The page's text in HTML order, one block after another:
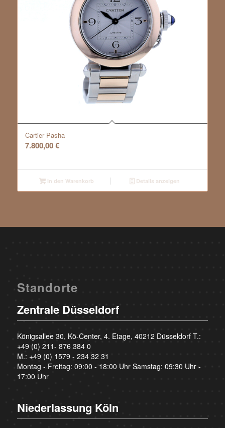
Cartier Pasha
7.800,00€
In den Warenkorb Details anzeigen
Standorte
Zentrale Düsseldorf
Königsallee 30, Kö-Center, 4. Etage, 40212 Düsseldorf T.:
+49 (0) 211- 876 384 0
M.: +49 (0) 1579 - 234 32 31
Montag - Freitag: 09:00 - 18:00 Uhr Samstag: 09:30 Uhr -
17:00 Uhr
Niederlassung Köln